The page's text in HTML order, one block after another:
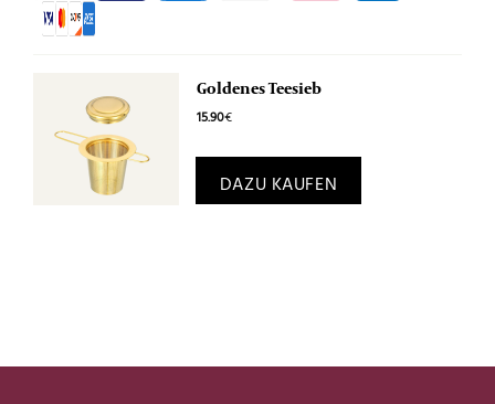
Goldenes Teesieb
15.90€
DAZU KAUFEN